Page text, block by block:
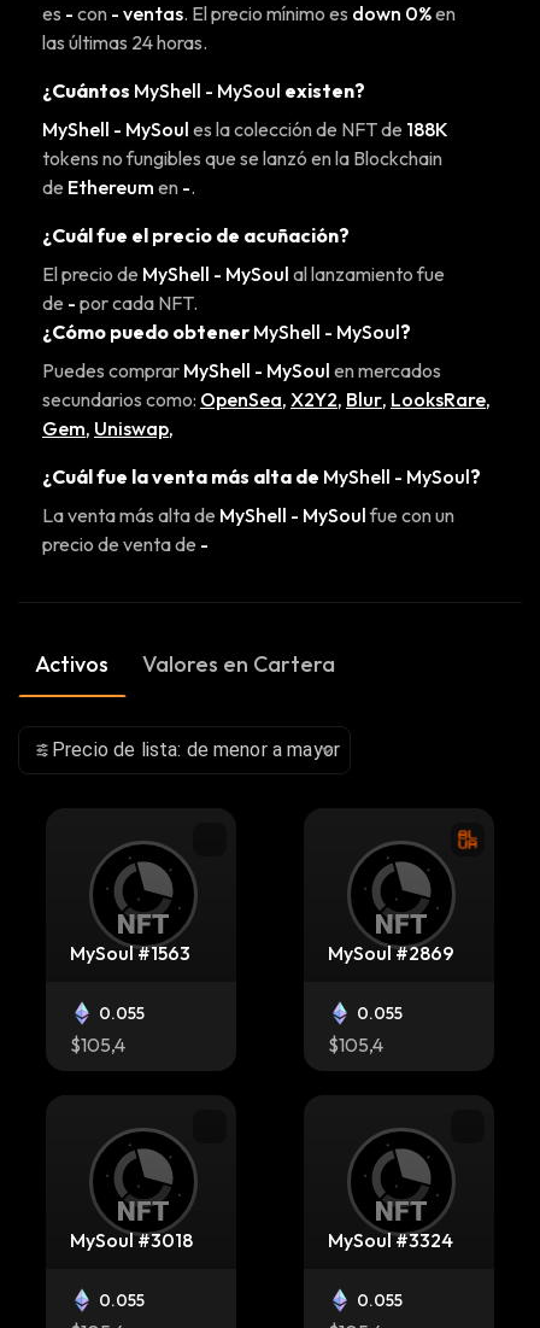
es - con - ventas. El precio mínimo es down 0%en
las últimas 24 horas.
¿Cuántos MyShell - MySoul existen?
MyShell - MySoul es la colección de NFT de 188K
tokens no fungibles que se lanzó en la Blockchain
de Ethereum en -.
¿Cuál fue el precio de acuñación?
El precio de MyShell - MySoul al lanzamiento fue
de - por cada NFT.
¿Cómo puedo obtener MyShell - MySoul?
Puedes comprar MyShell - MySoul en mercados
secundarios como: OpenSea, X2Y2, Blur, LooksRare,
Gem, Uniswap,
¿Cuál fue la venta más alta de MyShell - MySoul?
La venta más alta de MyShell - MySoulfue con un
precio de venta de -
Activos Valores en Cartera
Precio de lista: de menor a mayor
MySoul #1563
0.055
$105,4
MySoul #2869
0.055
$105,4
MySoul #3018
0.055
MySoul #3324
0.055